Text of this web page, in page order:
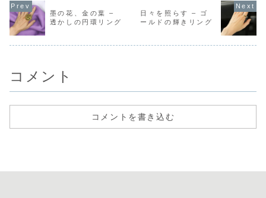
ークォーツとカッ
トガラスを組み合
わせた、ネックレ
ス＆ピアスの2点
セットです。光を
ジルコニアが輪を
描き、上部には炎
や羽根のような装
ーンを走る光のよ
うに整然と輝くリ
ングです。中央に
トーンが、
願いの灯火
に静かに輝
グ。アーム
は繊細なス
墨の花、金の葉 –
透かしの円環リング
日々を照らす – ゴ
ールドの輝きリング
コメント
コメントを書き込む